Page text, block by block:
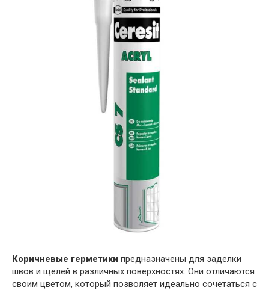
Коричневые герметики предназначены для заделки
швов и щелей в различных поверхностях. Они отличаются
своим цветом, который позволяет идеально сочетаться с